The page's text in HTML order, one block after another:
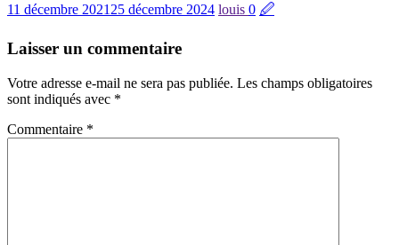
11 décembre 2021 25 décembre 2024 louis 0 🖉
Laisser un commentaire
Votre adresse e-mail ne sera pas publiée. Les champs obligatoires
sont indiqués avec *
Commentaire *